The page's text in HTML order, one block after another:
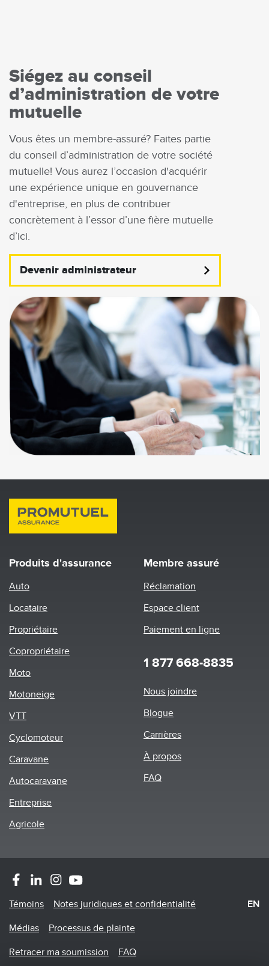
Siégez au conseil
d’administration de votre
mutuelle
Vous êtes un membre-assuré? Faites partie
du conseil d’administration de votre société
mutuelle! Vous aurez l’occasion d'acquérir
une expérience unique en gouvernance
d'entreprise, en plus de contribuer
concrètement à l’essor d’une fière mutuelle
d’ici.
Devenir administrateur
Produits d'assurance
Auto
Locataire
Propriétaire
Copropriétaire
Moto
Motoneige
VTT
Cyclomoteur
Caravane
Autocaravane
Entreprise
Agricole
Membre assuré
Réclamation
Espace client
Paiement en ligne
1 877 668-8835
Footer
Nous joindre
Blogue
Carrières
À propos
FAQ
Footer
Menu
Témoins
Notes juridiques et confidentialité
Médias
Processus de plainte
Retracer ma soumission
FAQ
EN